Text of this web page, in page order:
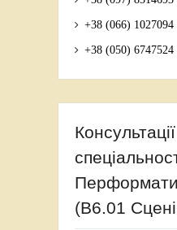
+38 (066) 1027094
+38 (050) 6747524
(В6.01